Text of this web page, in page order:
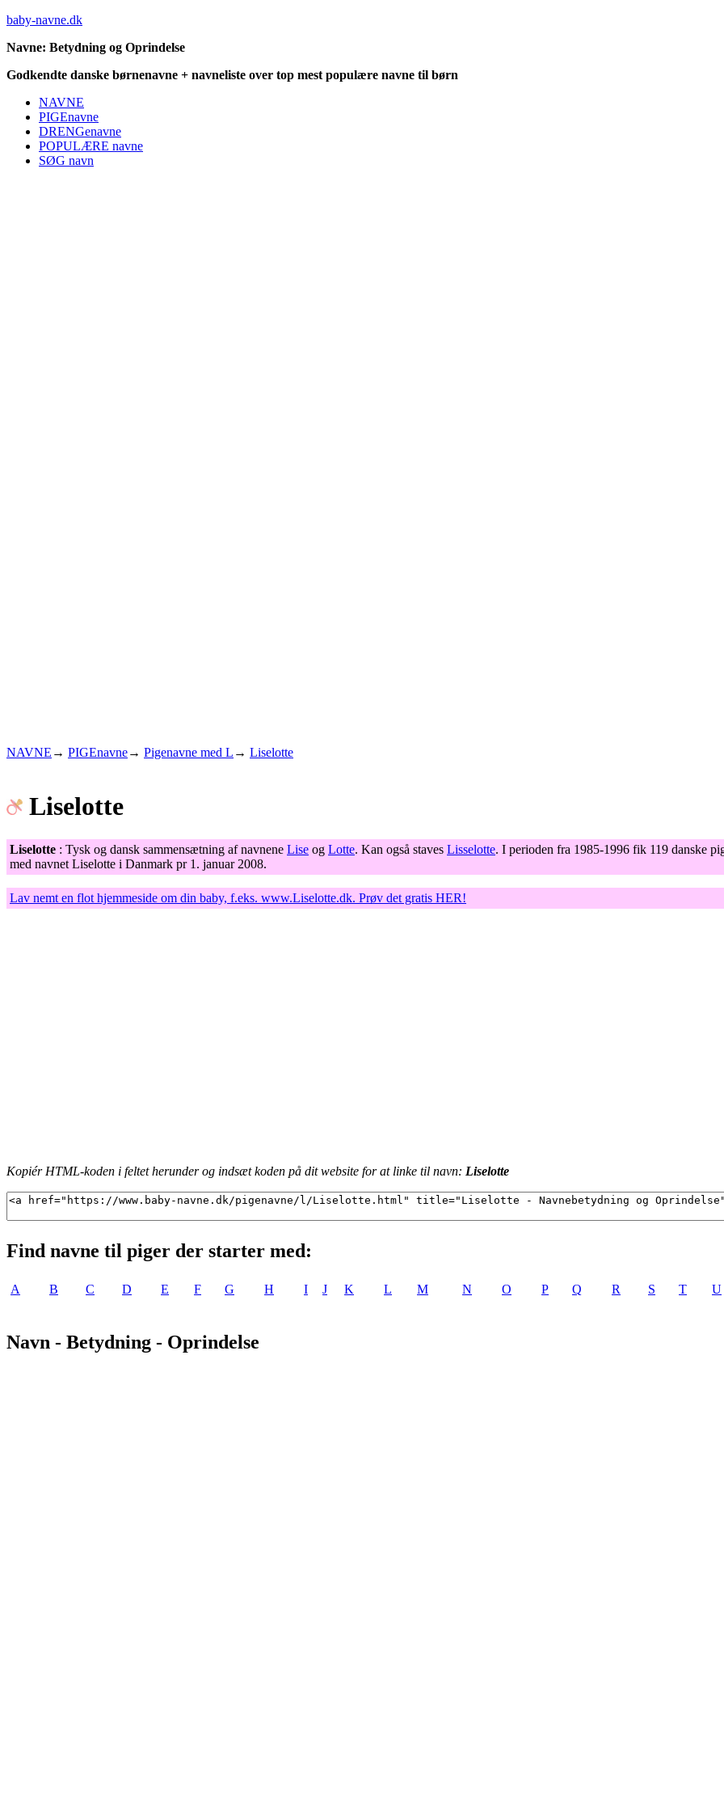
baby-navne.dk
Navne: Betydning og Oprindelse
Godkendte danske børnenavne + navneliste over top mest populære navne til børn
NAVNE
PIGEnavne
DRENGenavne
POPULÆRE navne
SØG navn
NAVNE → PIGEnavne→ Pigenavne med L → Liselotte
Liselotte
Liselotte : Tysk og dansk sammensætning af navnene Lise og Lotte. Kan også staves Lisselotte. I perioden fra 1985-1996 fik 119 danske
med navnet Liselotte i Danmark pr 1. januar 2008.
Lav nemt en flot hjemmeside om din baby, f.eks. www.Liselotte.dk. Prøv det gratis HER!
Kopiér HTML-koden i feltet herunder og indsæt koden på dit website for at linke til navn: Liselotte
Find navne til piger der starter med:
A B C D E F G H I J K L M N O P Q R S T U
Navn - Betydning - Oprindelse